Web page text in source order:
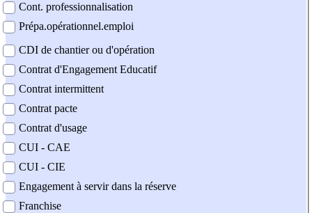
Cont. professionnalisation
Prépa.opérationnel.emploi
CDI de chantier ou d'opération
Contrat d'Engagement Educatif
Contrat intermittent
Contrat pacte
Contrat d'usage
CUI - CAE
CUI - CIE
Engagement à servir dans la réserve
Franchise